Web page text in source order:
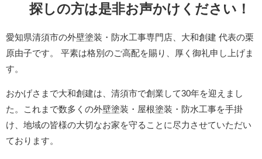
探しの方は是非お声かけください！
愛知県清須市の外壁塗装・防水工事専門店、大和創建 代表の栗
原由子です。 平素は格別のご高配を賜り、厚く御礼申し上げま
す。
おかげさまで大和創建は、清須市で創業して30年を迎えまし
た。これまで数多くの外壁塗装・屋根塗装・防水工事を手掛
け、地域の皆様の大切なお家を守ることに尽力させていただい
ております。